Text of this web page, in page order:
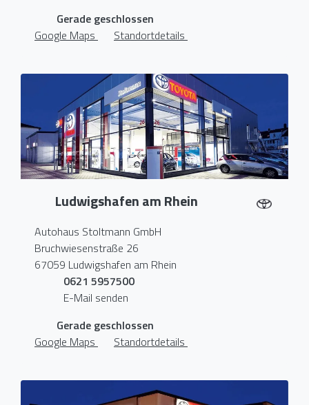
Gerade geschlossen
Google Maps
Standortdetails
Ludwigshafen am Rhein
Autohaus Stoltmann GmbH
Bruchwiesenstraße 26
67059 Ludwigshafen am Rhein
0621 5957500
E-Mail senden
Gerade geschlossen
Google Maps
Standortdetails